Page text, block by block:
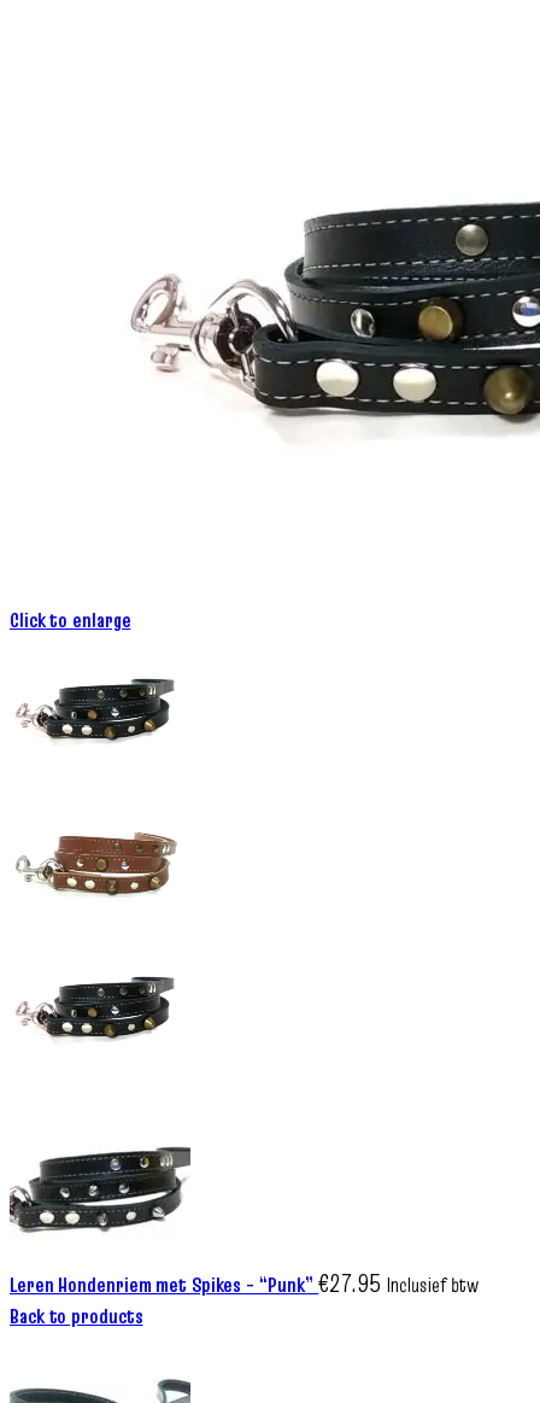
Click to enlarge
Leren Hondenriem met Spikes – “Punk”€27.95 Inclusief btw
Back to products